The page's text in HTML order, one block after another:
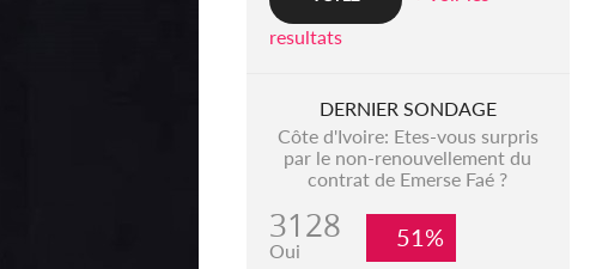
resultats
DERNIER SONDAGE
Côte d'Ivoire: Etes-vous surpris
par le non-renouvellement du
contrat de Emerse Faé ?
3128
Oui 51%